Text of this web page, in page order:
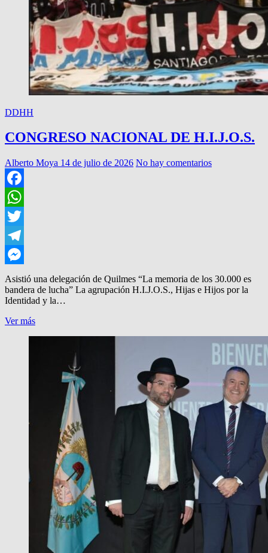
DDHH
CONGRESO NACIONAL DE H.I.J.O.S.
Alberto Moya 14 de julio de 2026 No hay comentarios
Facebook
WhatsApp
Twitter
Telegram
Messenger
Asistió una delegación de Quilmes “La memoria de los 30.000 es
bandera de lucha” La agrupación H.I.J.O.S., Hijas e Hijos por la
Identidad y la…
Ver másCONGRESO